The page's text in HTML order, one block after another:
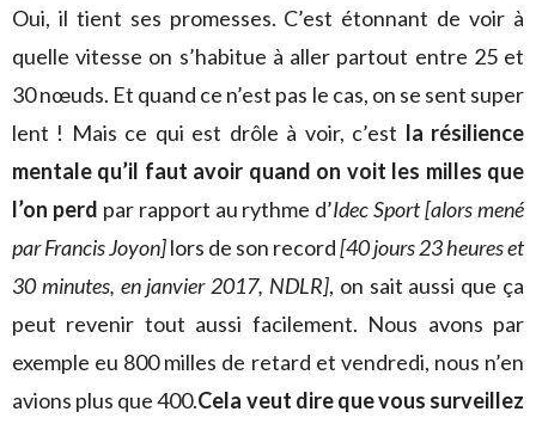
Oui, il tient ses promesses. C’est étonnant de voir à
quelle vitesse on s’habitue à aller partout entre 25 et
30 nœuds. Et quand ce n’est pas le cas, on se sent super
lent ! Mais ce qui est drôle à voir, c’est la résilience
mentale qu’il faut avoir quand on voit les milles que
l’on perd par rapport au rythme d’Idec Sport[alors mené
par Francis Joyon]lors de son record[40 jours 23 heures et
30 minutes, en janvier 2017, NDLR], on sait aussi que ça
peut revenir tout aussi facilement. Nous avons par
exemple eu 800 milles de retard et vendredi, nous n’en
avions plus que 400.Cela veut dire que vous surveillez